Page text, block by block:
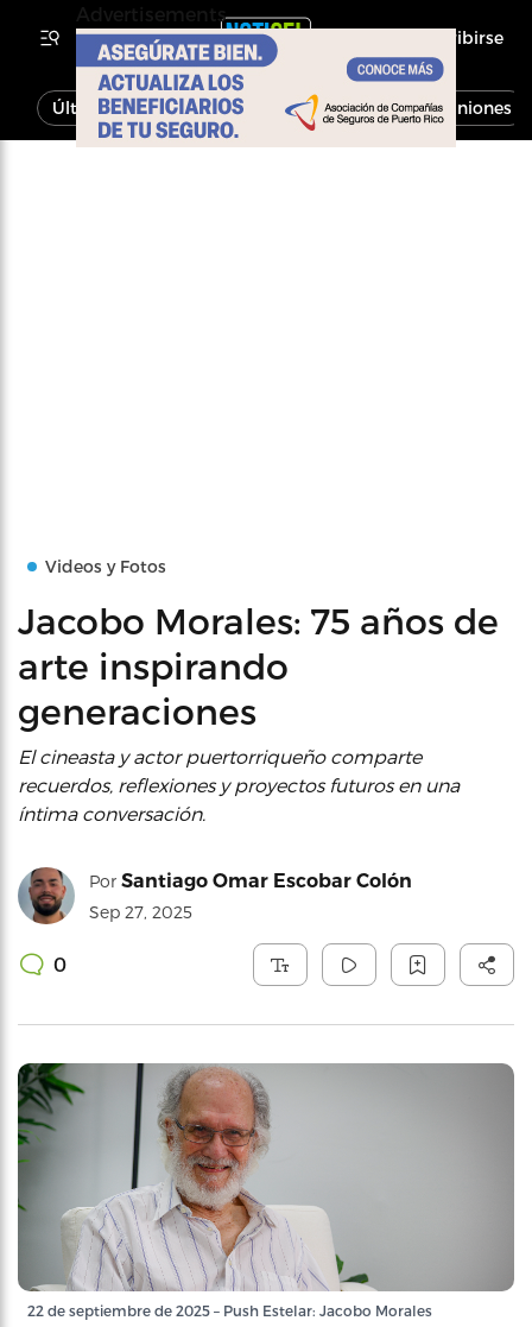
Inscribirse
Última Hora Noticias Economía Opiniones
Videos y Fotos
Jacobo Morales: 75 años de
arte inspirando
generaciones
El cineasta y actor puertorriqueño comparte
recuerdos, reflexiones y proyectos futuros en una
íntima conversación.
Por Santiago Omar Escobar Colón
Sep 27, 2025
0
22 de septiembre de 2025 – Push Estelar: Jacobo Morales
Advertisements